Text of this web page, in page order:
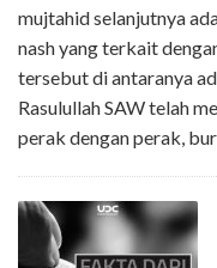
mujtahid selanjutnya
nash yang terkait
tersebut di antaranya
Rasulullah SAW telah
perak dengan perak,